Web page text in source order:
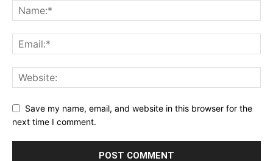
Save my name, email, and website in this browser for the
next time I comment.